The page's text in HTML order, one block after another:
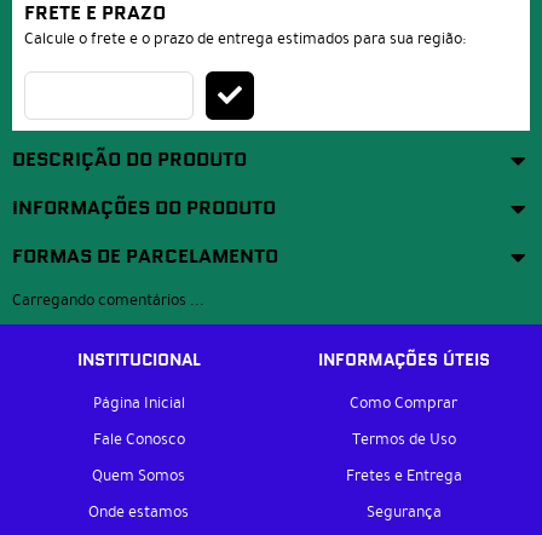
FRETE E PRAZO
Calcule o frete e o prazo de entrega estimados para sua região:
DESCRIÇÃO DO PRODUTO
INFORMAÇÕES DO PRODUTO
FORMAS DE PARCELAMENTO
Carregando comentários ...
INSTITUCIONAL
Página Inicial
Fale Conosco
Quem Somos
Onde estamos
INFORMAÇÕES ÚTEIS
Como Comprar
Termos de Uso
Fretes e Entrega
Segurança